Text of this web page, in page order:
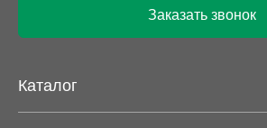
Заказать звонок
Каталог